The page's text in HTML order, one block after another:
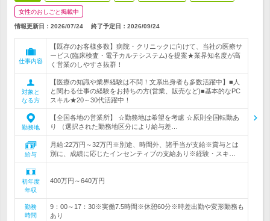
女性のおしごと掲載中
情報更新日：2026/07/24 終了予定日： 2026/09/24
仕事内容
【既存のお客様多数】病院・クリニックに向けて、当社の医療サ
ービス(臨床検査・電子カルテシステム)を提案★業界知名度が高
く営業のしやすさ抜群！
対象と
なる方
【医療の知識や業界経験は不問！文系出身者も多数活躍中】■人
と関わる仕事の経験をお持ちの方(営業、販売など)■基本的なPC
スキル★20～30代活躍中！
勤務地
【全国各地の営業所】 ☆勤務地は希望を考慮 ☆原則全国転勤あ
り （選択された勤務地区分により給与差…
給与
月給:22万円～32万円※別途、時間外、諸手当が支給※賞与とは
別に、成績に応じたインセンティブの支給あり※経験・スキ…
初年度
年収
400万円～640万円
勤務
時間
9：00～17：30※実働7.5時間※休憩60分※時差出勤や変形勤務も
あり